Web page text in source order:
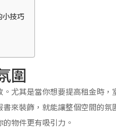
小技巧
圍
尤其是當你想要提高租金時，
來裝飾，就能讓整個空間的
物件更有吸引力。